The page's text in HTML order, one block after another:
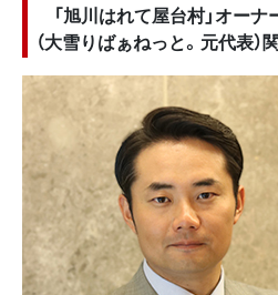
「旭川はれて屋台村」オーナ
（大雪りばぁねっと。元代表